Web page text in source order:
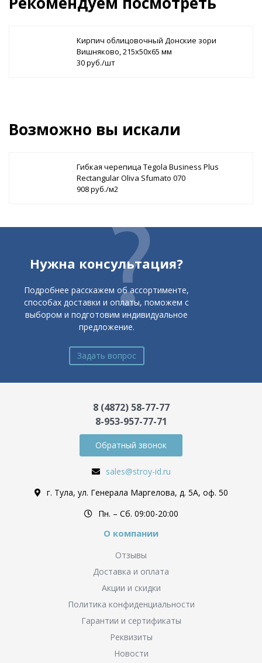
Кирпич облицовочный Донские зори
Вишняково, 215х50х65 мм
30 руб./шт
Возможно вы искали
Гибкая черепица Tegola Business Plus
Rectangular Oliva Sfumato 070
908 руб./м2
Нужна консультация?
Подробнее расскажем об ассортименте,
способах доставки и оплаты, поможем с
выбором и подготовим индивидуальное
предложение.
Задать вопрос
8 (4872) 58-77-77
8-953-957-77-71
Обратный звонок
sales@stroy-id.ru
г. Тула, ул. Генерала Маргелова, д. 5А, оф. 50
Пн. – Cб. 09:00-20:00
О компании
Отзывы
Доставка и оплата
Акции и скидки
Политика конфиденциальности
Гарантии и сертификаты
Реквизиты
Новости